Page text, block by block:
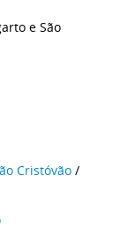
e São
Cristóvão /